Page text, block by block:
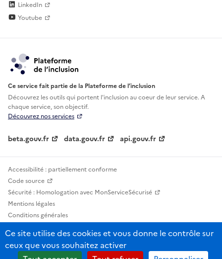
LinkedIn
Youtube
Ce service fait partie de la Plateforme de l’inclusion
Découvrez les outils qui portent l'inclusion aucoeur de leur service. A
chaque service, son objectif.
Découvrez nos services
beta.gouv.fr data.gouv.fr api.gouv.fr
Accessibilité : partiellement conforme
Code source
Sécurité : Homologation avec MonServiceSécurisé
Mentions légales
Conditions générales
Statistiques, lexiques et indicateurs
Sauf mention contraire, tous les contenus de ce site sont sous licence
Ce site utilise des cookies et vous donne le contrôle sur
ceux que vous souhaitez activer